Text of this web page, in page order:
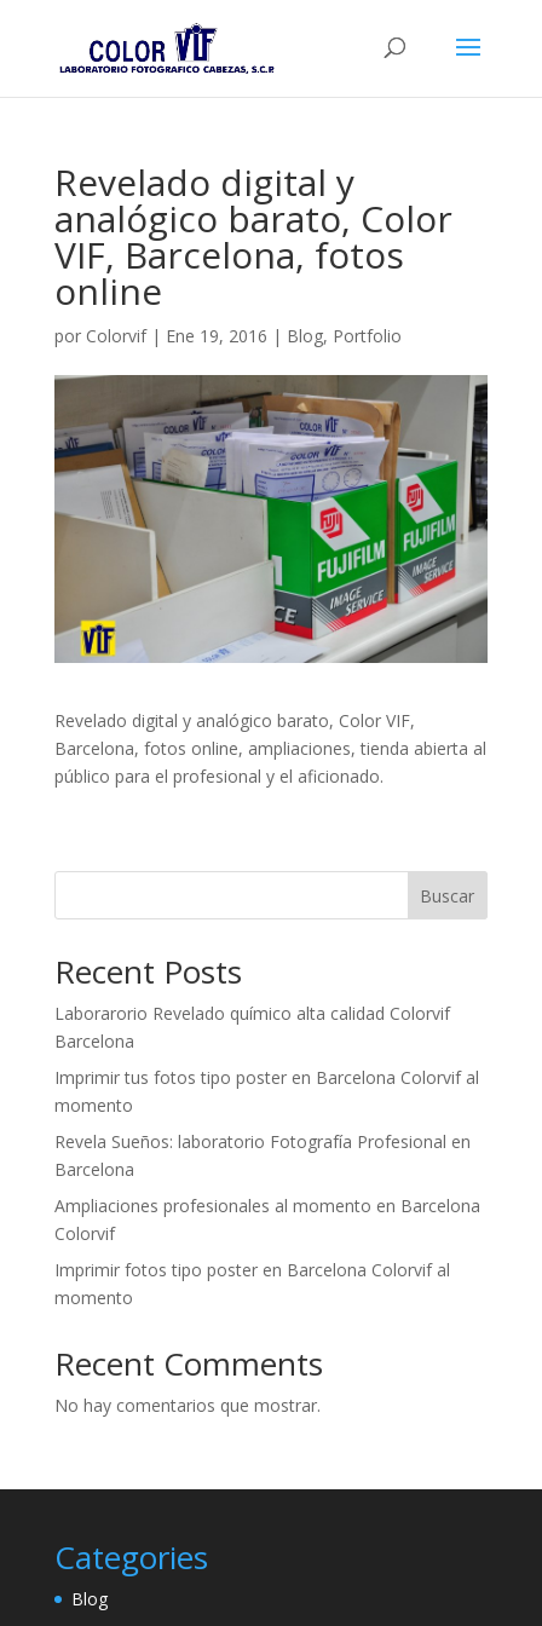
Revelado digital y
analógico barato, Color
VIF, Barcelona, fotos
online
por Colorvif| Ene 19, 2016 | Blog, Portfolio
Revelado digital y analógico barato, Color VIF,
Barcelona, fotos online, ampliaciones, tienda abierta al
público para el profesional y el aficionado.
Buscar
Recent Posts
Laborarorio Revelado químico alta calidad Colorvif
Barcelona
Imprimir tus fotos tipo poster en Barcelona Colorvif al
momento
Revela Sueños: laboratorio Fotografía Profesional en
Barcelona
Ampliaciones profesionales al momento en Barcelona
Colorvif
Imprimir fotos tipo poster en Barcelona Colorvif al
momento
Recent Comments
No hay comentarios que mostrar.
Categories
Blog